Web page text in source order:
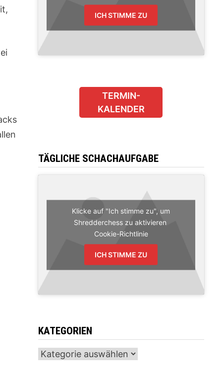
ICH STIMME ZU
TERMIN-
KALENDER
TÄGLICHE SCHACHAUFGABE
Klicke auf "Ich stimme zu", um
Shredderchess zu aktivieren
Cookie-Richtlinie
ICH STIMME ZU
KATEGORIEN
Kategorien